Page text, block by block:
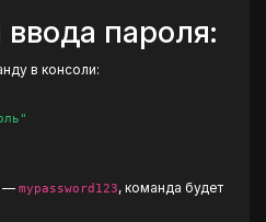
пароля:
в консоли:
— mypassword123, команда будет